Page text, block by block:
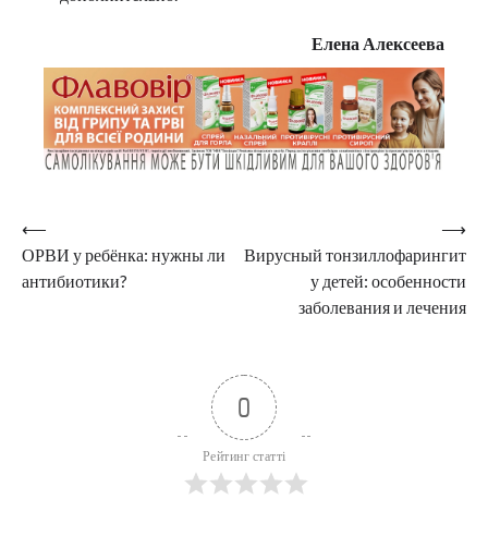
Елена Алексеева
Навигация
по
⟵
ОРВИ у ребёнка: нужны ли
антибиотики?
Вирусный тонзиллофарингит
у детей: особенности
заболевания и лечения
⟶
0
Рейтинг статті